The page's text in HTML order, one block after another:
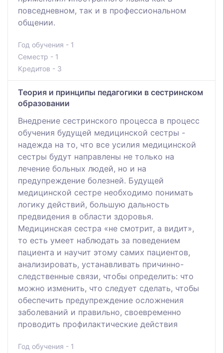
повседневном, так и в профессиональном
общении.
Год обучения - 1
Семестр - 1
Кредитов - 3
Теория и принципы педагогики в сестринском
образовании
Внедрение сестринского процесса в процесс
обучения будущей медицинской сестры -
надежда на то, что все усилия медицинской
сестры будут направлены не только на
лечение больных людей, но и на
предупреждение болезней. Будущей
медицинской сестре необходимо понимать
логику действий, большую дальность
предвидения в области здоровья.
Медицинская сестра «не смотрит, а видит»,
то есть умеет наблюдать за поведением
пациента и научит этому самих пациентов,
анализировать, устанавливать причинно-
следственные связи, чтобы определить: что
можно изменить, что следует сделать, чтобы
обеспечить предупреждение осложнения
заболеваний и правильно, своевременно
проводить профилактические действия
Год обучения - 1